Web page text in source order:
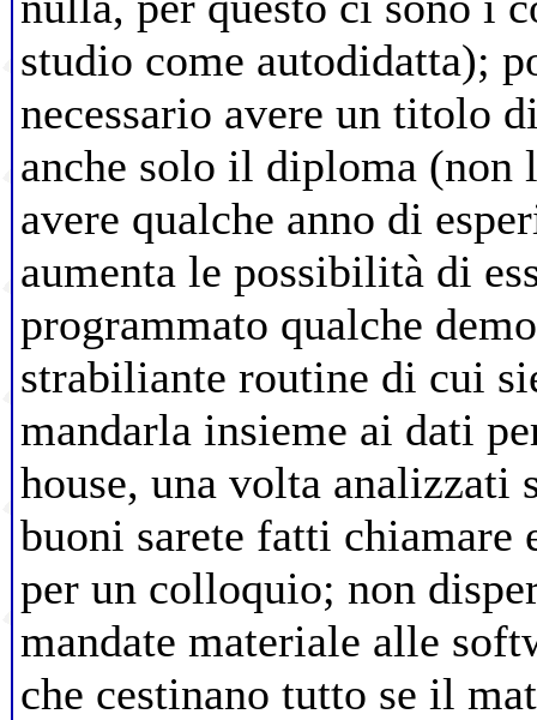
studio come autodidatta);
necessario avere un titolo
anche solo il diploma (non
avere qualche anno di
aumenta le possibilità di
programmato qualche
strabiliante routine di cui
mandarla insieme ai dati
house, una volta analizzati
buoni sarete fatti
per un colloquio; non
mandate materiale alle
che cestinano tutto se il